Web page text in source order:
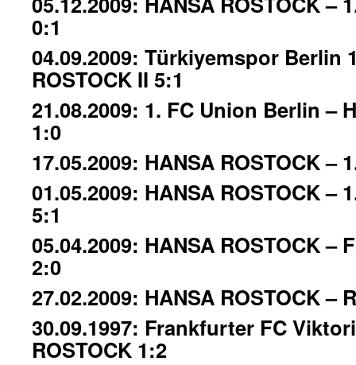
0:1
04.09.2009: Türkiyemspor Berlin
ROSTOCK II 5:1
21.08.2009: 1. FC Union Berlin –
1:0
17.05.2009: HANSA ROSTOCK –
01.05.2009: HANSA ROSTOCK –
5:1
05.04.2009: HANSA ROSTOCK –
2:0
27.02.2009: HANSA ROSTOCK –
30.09.1997: Frankfurter FC
ROSTOCK 1:2